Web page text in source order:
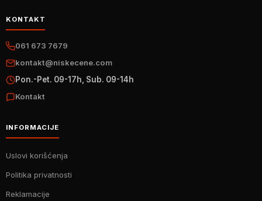
KONTAKT
061 673 7679
kontakt@niskecene.com
Pon.-Pet. 09-17h, Sub. 09-14h
Kontakt
INFORMACIJE
Uslovi korišćenja
Politika privatnosti
Reklamacije